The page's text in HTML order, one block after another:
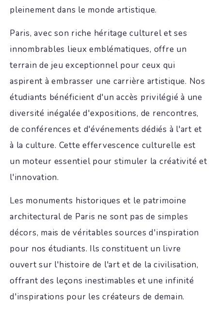
pleinement dans le monde artistique.
Paris, avec son riche héritage culturel et ses
innombrables lieux emblématiques, offre un
terrain de jeu exceptionnel pour ceux qui
aspirent à embrasser une carrière artistique. Nos
étudiants bénéficient d'un accès privilégié à une
diversité inégalée d'expositions, de rencontres,
de conférences et d'événements dédiés à l'art et
à la culture. Cette effervescence culturelle est
un moteur essentiel pour stimuler la créativité et
l'innovation.
Les monuments historiques et le patrimoine
architectural de Paris ne sont pas de simples
décors, mais de véritables sources d'inspiration
pour nos étudiants. Ils constituent un livre
ouvert sur l'histoire de l'art et de la civilisation,
offrant des leçons inestimables et une infinité
d'inspirations pour les créateurs de demain.